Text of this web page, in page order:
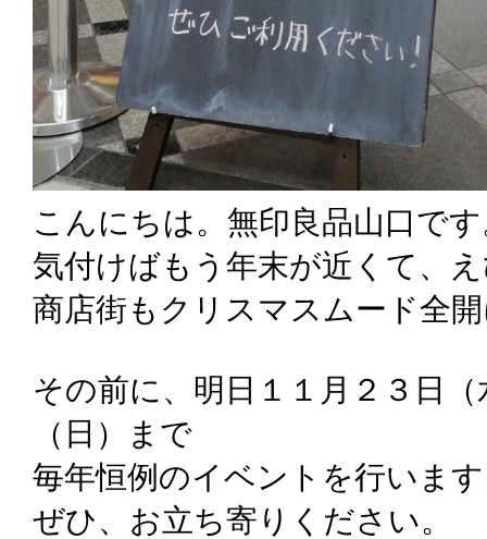
こんにちは。無印良品山口で
気付けばもう年末が近くて、
商店街もクリスマスムード全
その前に、明日１１月２３日
（日）まで
毎年恒例のイベントを行いま
ぜひ、お立ち寄りください。